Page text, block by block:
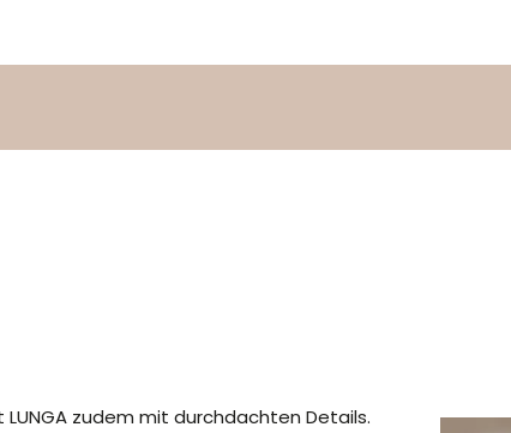
zudem mit durchdachten Details.